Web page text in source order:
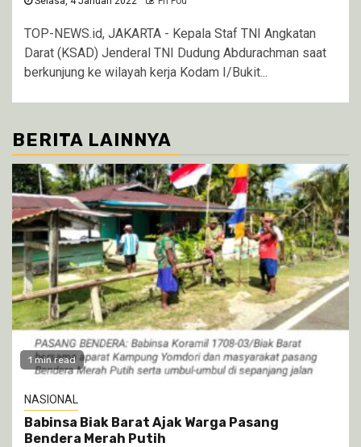
TOP-NEWS.id, JAKARTA - Kepala Staf TNI Angkatan
Darat (KSAD) Jenderal TNI Dudung Abdurachman saat
berkunjung ke wilayah kerja Kodam I/Bukit...
BERITA LAINNYA
1 min read
NASIONAL
Babinsa Biak Barat Ajak Warga Pasang
Bendera Merah Putih